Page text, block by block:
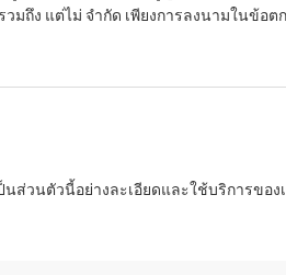
ถึง แต่ไม่ จำกัด เพียงการลงนามในข้อต
วนตัวนี้อย่างละเอียดและใช้บริการของ